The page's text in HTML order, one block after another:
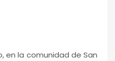
en la comunidad de San